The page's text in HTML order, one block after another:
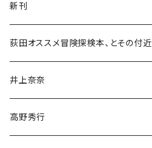
新刊
和書
文学・小説・物語
随筆・ノンフィクション・その他
荻田オススメ冒険探検本、とその付近
井上奈奈
高野秀行